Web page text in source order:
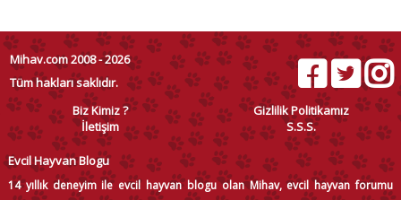
Mihav.com 2008 - 2026
Tüm hakları saklıdır.
Biz Kimiz ?
Gizlilik Politikamız
İletişim
S.S.S.
Evcil Hayvan Blogu
14 yıllık deneyim ile evcil hayvan blogu olan Mihav, evcil hayvan forumu